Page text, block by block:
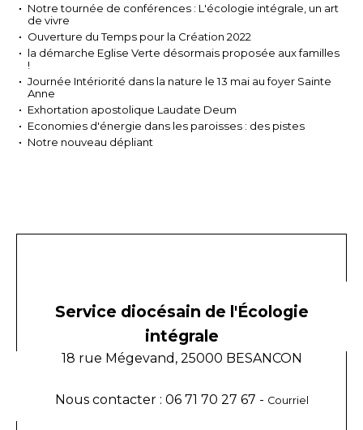
Notre tournée de conférences : L'écologie intégrale, un art
de vivre
Ouverture du Temps pour la Création 2022
la démarche Eglise Verte désormais proposée aux familles
!
Journée Intériorité dans la nature le 13 mai au foyer Sainte
Anne
Exhortation apostolique Laudate Deum
Economies d'énergie dans les paroisses : des pistes
Notre nouveau dépliant
Service diocésain de l'Écologie
intégrale
18 rue Mégevand, 25000 BESANCON
Nous contacter : 06 71 70 27 67 - Courriel